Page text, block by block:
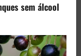
sem álcool